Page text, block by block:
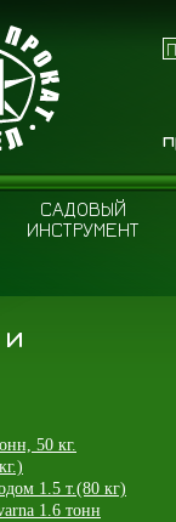
САДОВЫЙ
ИНСТРУМЕНТ
50 кг.
1.5 т.(80 кг)
1.6 тонн